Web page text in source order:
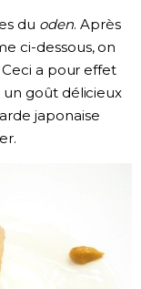
du oden. Après
ci-dessous, on
Ceci a pour effet
goût délicieux
japonaise